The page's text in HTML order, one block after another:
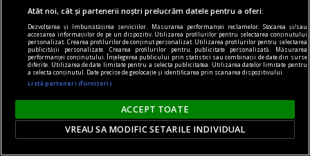
David Popovici se pregătește de competiția
anului. Când începe Campionatul European
Înotătorul român e gata să strălucească la Paris.
Atât noi, cât și partenerii noștri prelucrăm datele pentru a oferi:
Dezvoltarea și îmbunătățirea serviciilor. Măsurarea performanței reclamelor. Stocarea și/sau
accesarea informațiilor de pe un dispozitiv. Utilizarea profilurilor pentru selectarea conținutului
personalizat. Crearea profilurilor de conținut personalizat. Utilizarea profilurilor pentru selectarea
publicității personalizate. Crearea profilurilor pentru publicitate personalizată. Măsurarea
performanței conținutului. Înțelegerea publicului prin statistici sau combinații de date din surse
diferite. Utilizarea de date limitate pentru a selecta publicitatea. Utilizarea datelor limitate pentru
a selecta conținutul. Date precise de geolocație și identificarea prin scanarea dispozitivului.
Listă parteneri (furnizori)
ACCEPT TOATE
VREAU SA MODIFIC SETARILE INDIVIDUAL